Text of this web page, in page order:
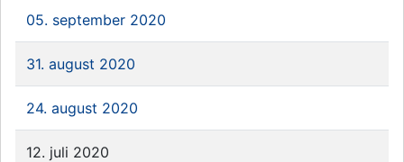
05. september 2020
31. august 2020
24. august 2020
12. juli 2020